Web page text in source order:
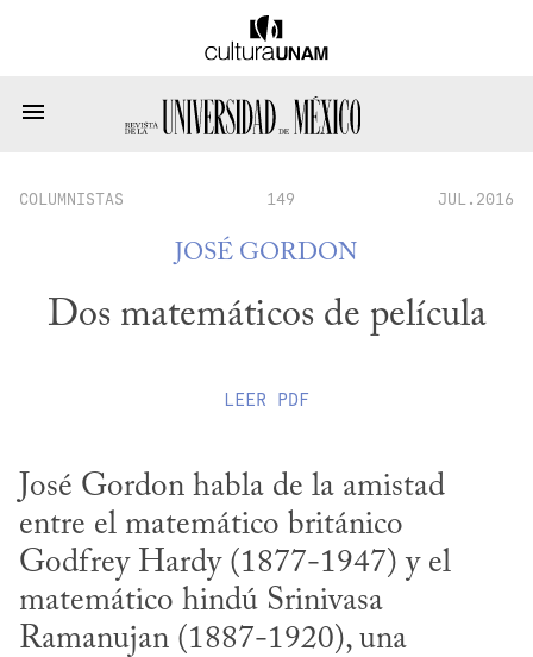
COLUMNISTAS 149 JUL.2016
JOSÉ GORDON
Dos matemáticos de película
LEER PDF
José Gordon habla de la amistad
entre el matemático británico
Godfrey Hardy (1877-1947) y el
matemático hindú Srinivasa
Ramanujan (1887-1920), una